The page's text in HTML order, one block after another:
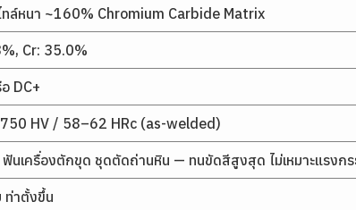
ทล์หนา ~160% Chromium Carbide Matrix
Cr: 35.0%
DC+
HV / 58–62 HRc (as-welded)
นเครื่องตักขุด ชุดตัดถ่านหิน — ทนขัดสีสูงสุด ไม่เหมาะแรงกร
ท่าตั้งขึ้น